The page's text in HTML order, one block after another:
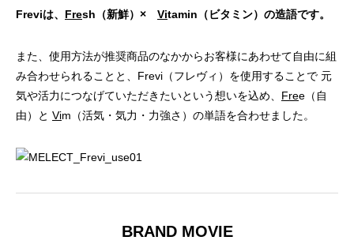
Freviは、 Fresh（新鮮）× Vitamin（ビタミン）の造語です。
また、使用方法が推奨商品のなかからお客様にあわせて自由に組
み合わせられることと、Frevi（フレヴィ）を使用することで 元
気や活力につなげていただきたいという想いを込め、 Free（自
由）と Vim（活気・気力・力強さ）の単語を合わせました。
BRAND MOVIE